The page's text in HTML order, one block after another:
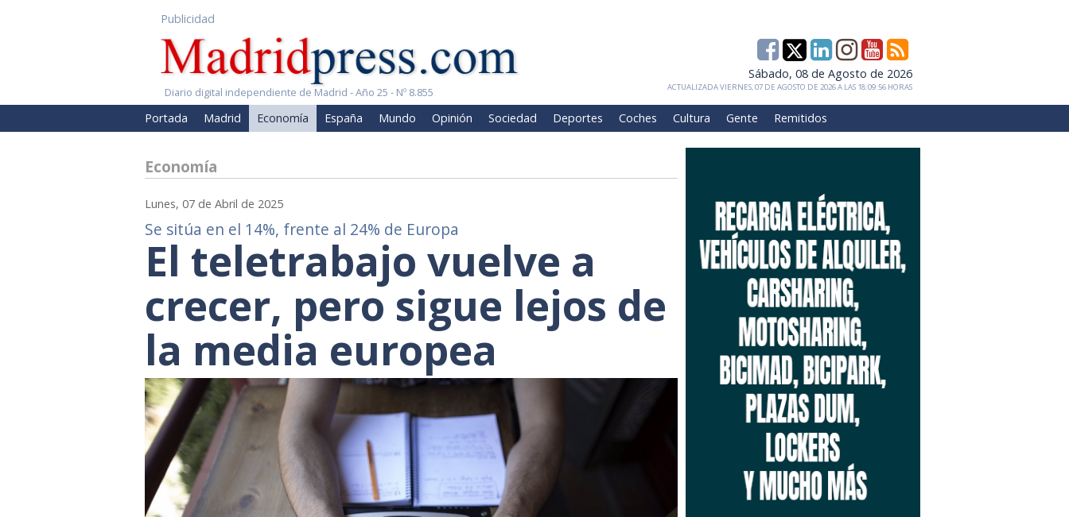
Publicidad
Diario digital independiente de Madrid - Año 25 - Nº 8.855
Sábado, 08 de Agosto de 2026
ACTUALIZADA VIERNES, 07 DE AGOSTO DE 2026 A LAS 18:09:56 HORAS
Portada Madrid Economía España Mundo Opinión Sociedad Deportes Coches Cultura Gente Remitidos
Economía
Lunes, 07 de Abril de 2025
Se sitúa en el 14%, frente al 24% de Europa
El teletrabajo vuelve a
crecer, pero sigue lejos de
la media europea